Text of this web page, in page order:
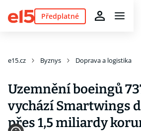
Předplatné
e15.cz Byznys Doprava a logistika
Uzemnění boeingů
vychází Smartwings
přes 1,5 miliardy